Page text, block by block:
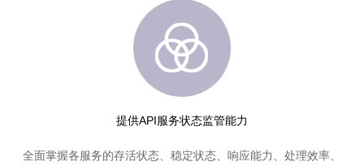
提供API服务状态监管能力
全面掌握各服务的存活状态、稳定状态、响应能力、处理效率、